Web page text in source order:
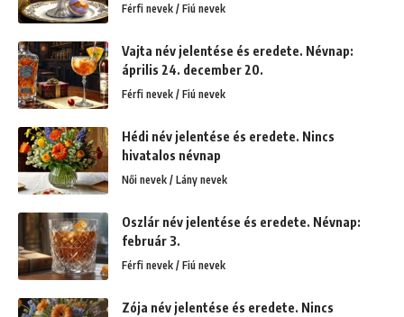
Férfi nevek / Fiú nevek
Vajta név jelentése és eredete. Névnap:
április 24. december 20.
Férfi nevek / Fiú nevek
Hédi név jelentése és eredete. Nincs
hivatalos névnap
Női nevek / Lány nevek
Oszlár név jelentése és eredete. Névnap:
február 3.
Férfi nevek / Fiú nevek
Zója név jelentése és eredete. Nincs